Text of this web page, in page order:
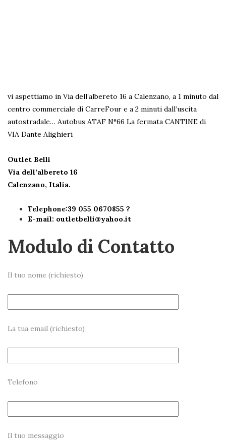
vi aspettiamo in Via dell’albereto 16 a Calenzano, a 1 minuto dal
centro commerciale di CarreFour e a 2 minuti dall’uscita
autostradale… Autobus ATAF N°66 La fermata CANTINE di
VIA Dante Alighieri
Outlet Belli
Via dell’albereto 16
Calenzano, Italia.
Telephone:39 055 0670855 ?
E-mail: outletbelli@yahoo.it
Modulo di Contatto
Il tuo nome (richiesto)
La tua email (richiesto)
Telefono
Il tuo messaggio